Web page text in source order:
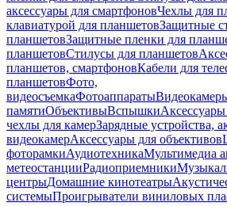
аксессуары для смартфоновЧехлы для
клавиатурой для планшетовЗащитные
планшетовЗащитные пленки для
планшетовСтилусы для планшетов
планшетов, смартфоновКабели для
планшетовФото,
видеосъемкаФотоаппараты
памятиОбъективыВспышки
чехлы для камерЗарядные устройства,
видеокамерАксессуары для объективов
фоторамкиАудиотехникаМультимедиа
метеостанцииРадиоприемники
центрыДомашние кинотеатры
системыПроигрыватели виниловых